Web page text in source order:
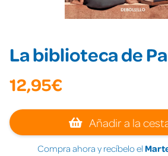
La biblioteca de
12,95€
Añadir a la
Compra ahora y recíbelo el